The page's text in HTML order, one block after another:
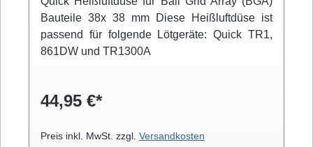
Bauteile 38x 38 mm Diese Heißluftdüse ist
passend für folgende Lötgeräte: Quick TR1,
861DW und TR1300A
44,95 €*
Preis inkl. MwSt. zzgl. Versandkosten